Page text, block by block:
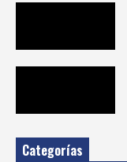
Categorías